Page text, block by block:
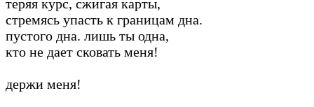
теряя курс, сжигая карты,
стремясь упасть к границам дна.
пустого дна. лишь ты одна,
кто не дает сковать меня!
держи меня!